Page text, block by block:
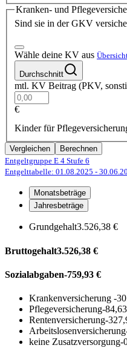
Kranken- und
Sind sie in der GKV
Wähle deine KV aus
Durchschnitt
mtl. KV Beitrag (PKV,
€
Kinder für
Vergleichen
Berechnen
Entgeltgruppe E 4 Stufe 6
Entgelttabelle: 01.08.2025 -
Monatsbeträge
Jahresbeträge
Grundgehalt3.526,38 €
Bruttogehalt3.526,38 €
Sozialabgaben-759,93 €
Krankenversicherung -
Pflegeversicherung-
Rentenversicherung-
Arbeitslosenversicherung
keine Zusatzversorgung-